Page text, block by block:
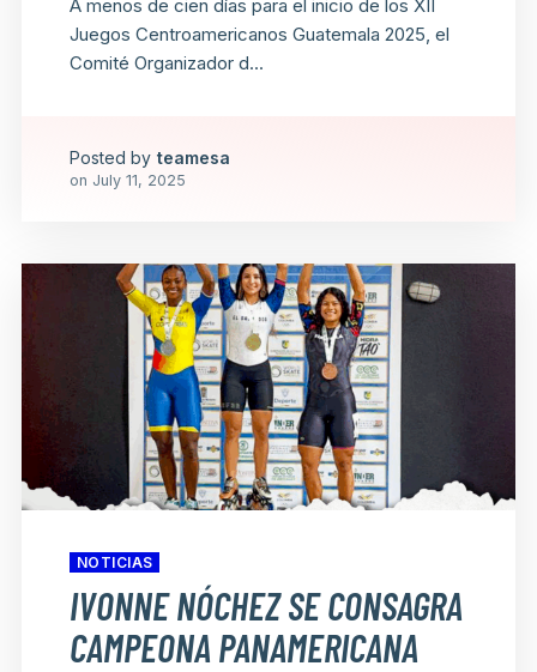
A menos de cien días para el inicio de los XII
Juegos Centroamericanos Guatemala 2025, el
Comité Organizador d...
Posted by teamesa
on July 11, 2025
NOTICIAS
IVONNE NÓCHEZ SE CONSAGRA
CAMPEONA PANAMERICANA